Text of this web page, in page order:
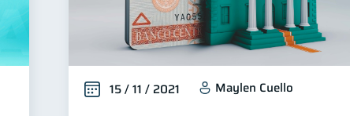
15 / 11 / 2021 Maylen Cuello